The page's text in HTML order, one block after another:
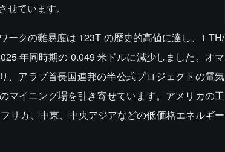
ています。
ークの難易度は 123T の歴史的高値に達し、1 TH/
年同時期の 0.049 米ドルに減少しました。オマ
、アラブ首長国連邦の半公式プロジェクトの電気
マイニング場を引き寄せています。アメリカの工
リカ、中東、中央アジアなどの低価格エネルギー